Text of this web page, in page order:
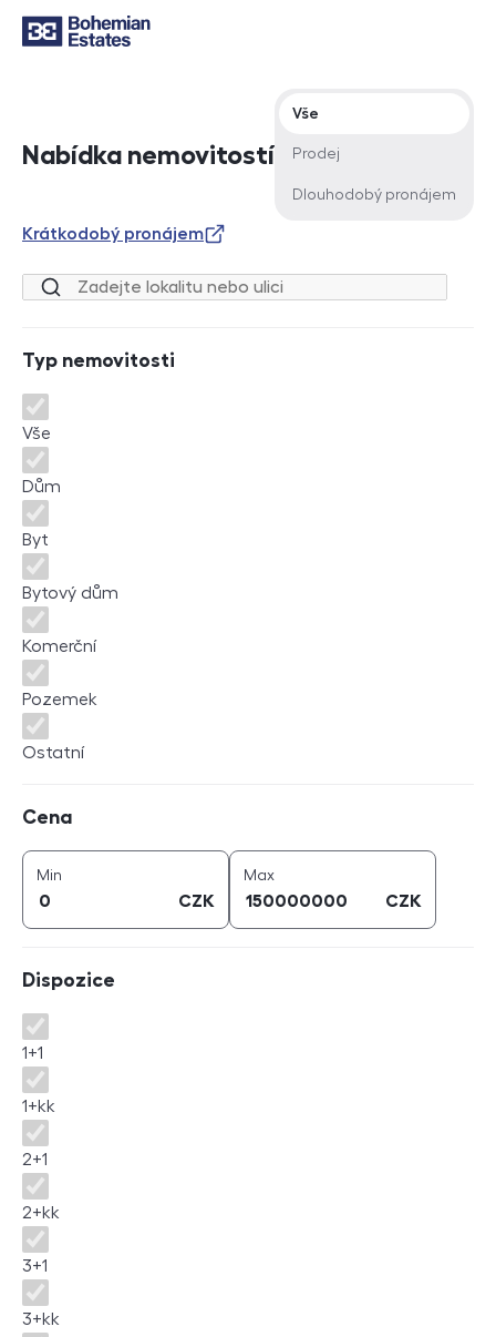
Nabídka nemovitostí
Typ nabídky
Vše
Prodej
Dlouhodobý pronájem
Krátkodobý pronájem
Lokalita nebo ulice
Typ nemovitosti
Typ nemovitosti
Vše
Dům
Byt
Bytový dům
Komerční
Pozemek
Ostatní
Cena
Min
CZK
Maxcena (
CZK
Dispozice
Dispozice
1+1
1+kk
2+1
2+kk
3+1
3+kk